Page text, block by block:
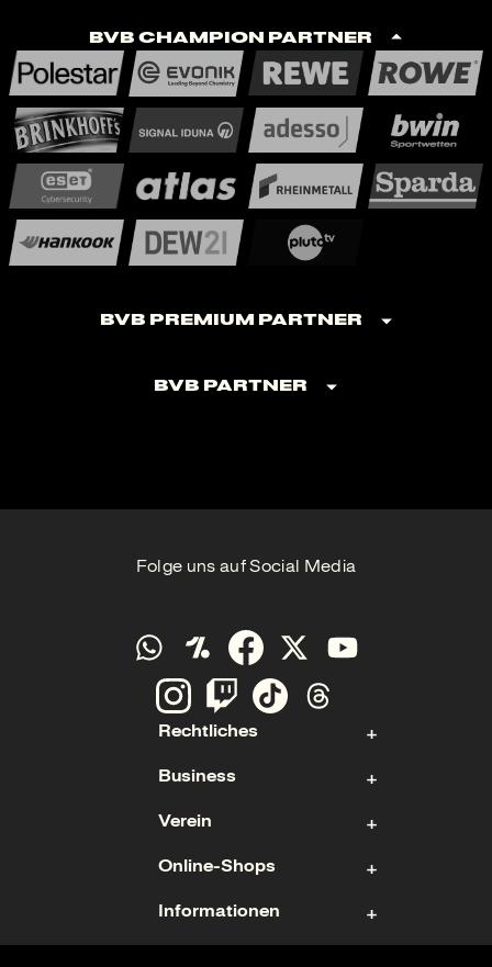
BVB Champion Partner
BVB Premium Partner
BVB Partner
Folge uns auf Social Media
Rechtliches
Kontakt
Impressum
Datenschutz
Cookies
Business
Aktie
Sponsoring & Hospitality
Geschäftsführung
Verein
Fan- und Förderabteilung
Mitgliedschaft
Online-Shops
Ticketshop
Informationen